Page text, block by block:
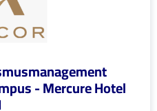
- Mercure Hotel